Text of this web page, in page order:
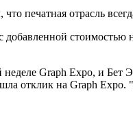
печатная отрасль
неделе Graph Expo, и
отклик на Graph